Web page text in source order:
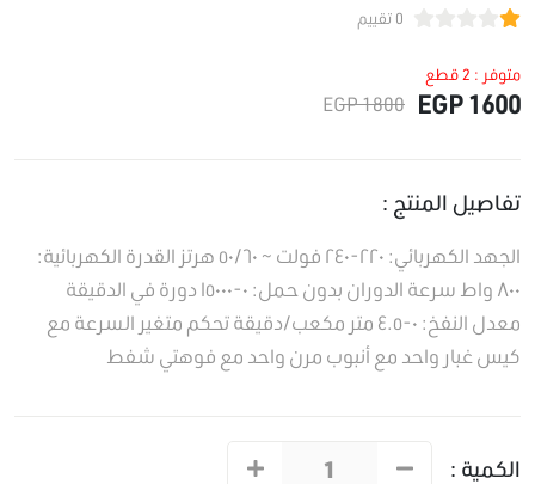
0 تقييم
متوفر : 2 قطع
1600 EGP
1800 EGP
تفاصيل المنتج :
الجهد الكهربائي: ٢٢٠-٢٤٠ فولت ~ ٥٠/٦٠ هرتز القدرة الكهربائية:
٨٠٠ واط سرعة الدوران بدون حمل: ٠-١٥٠٠٠ دورة في الدقيقة
معدل النفخ: ٠-٤.٥ متر مكعب/دقيقة تحكم متغير السرعة مع
كيس غبار واحد مع أنبوب مرن واحد مع فوهتي شفط
الكمية :